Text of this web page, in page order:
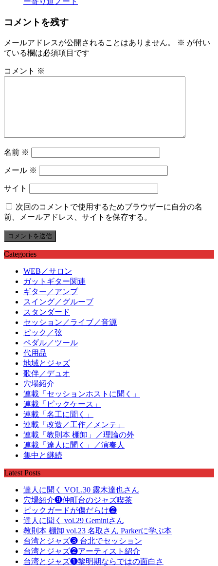
コメントを残す
メールアドレスが公開されることはありません。 ※ が付い
ている欄は必須項目です
コメント ※
名前 ※
メール ※
サイト
次回のコメントで使用するためブラウザーに自分の名
前、メールアドレス、サイトを保存する。
Categories
WEB／サロン
ガットギター関連
ギター／アンプ
スイング／グルーブ
スタンダード
セッション／ライブ／音源
ピック／弦
ペダル／ツール
代用品
地域とジャズ
歌伴／デュオ
穴場紹介
連載「セッションホストに聞く」
連載「ピックケース」
連載「名工に聞く」
連載「改造／工作／メンテ」
連載「教則本 棚卸」／理論の外
連載「達人に聞く」／演奏人
集中と継続
Latest Posts
達人に聞く VOL.30 露木達也さん
穴場紹介❾仲町台のジャズ喫茶
ピックガードが傷だらけ❷
達人に聞く vol.29 Geminiさん
教則本 棚卸 vol.23 名取さん Parkerに学ぶ本
台湾とジャズ❸ 台北でセッション
台湾とジャズ❷アーティスト紹介
台湾とジャズ❶黎明期ならではの面白さ